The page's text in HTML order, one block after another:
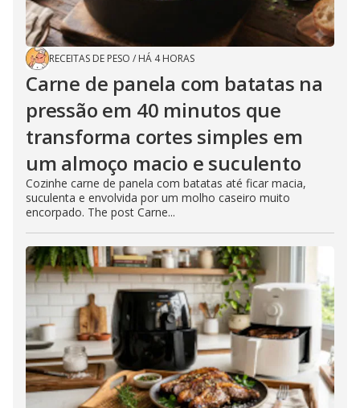
RECEITAS DE PESO / HÁ 4 HORAS
Carne de panela com batatas na
pressão em 40 minutos que
transforma cortes simples em
um almoço macio e suculento
Cozinhe carne de panela com batatas até ficar macia,
suculenta e envolvida por um molho caseiro muito
encorpado. The post Carne...